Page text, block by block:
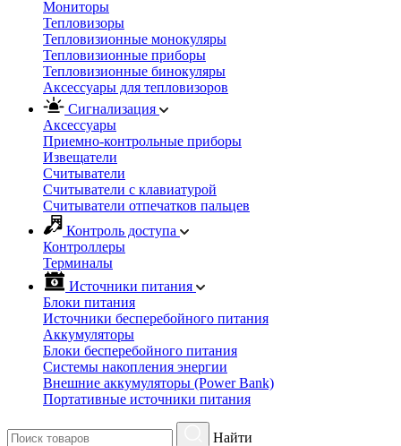
Мониторы
Тепловизоры
Тепловизионные монокуляры
Тепловизионные приборы
Тепловизионные бинокуляры
Аксессуары для тепловизоров
Сигнализация
Аксессуары
Приемно-контрольные приборы
Извещатели
Считыватели
Cчитыватели с клавиатурой
Cчитыватели отпечатков пальцев
Контроль доступа
Контроллеры
Терминалы
Источники питания
Блоки питания
Источники бесперебойного питания
Аккумуляторы
Блоки бесперебойного питания
Системы накопления энергии
Внешние аккумуляторы (Power Bank)
Портативные источники питания
Найти